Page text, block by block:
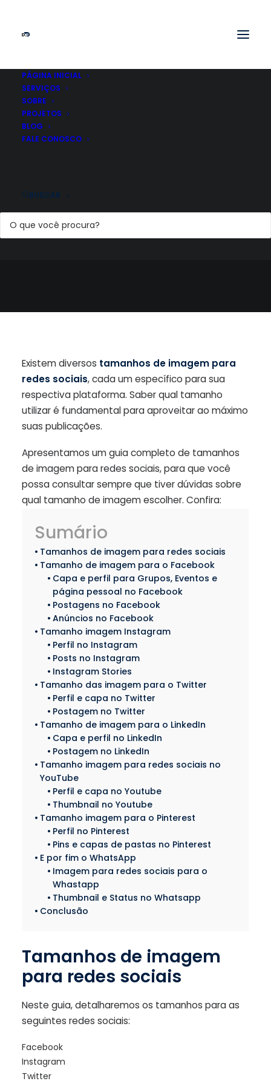
PÁGINA INICIAL
SERVIÇOS
SOBRE
PROJETOS
BLOG
FALE CONOSCO
BUSCAR
Tamanho correto de
imagem para redes
sociais [2023]
DAVID WILLIAM DA COSTA
[lmt-post-modified-info]
Existem diversos tamanhos de imagem para
redes sociais, cada um específico para sua
respectiva plataforma. Saber qual tamanho
utilizar é fundamental para aproveitar ao máximo
suas publicações.
Apresentamos um guia completo de tamanhos
de imagem para redes sociais, para que você
possa consultar sempre que tiver dúvidas sobre
qual tamanho de imagem escolher. Confira:
Sumário
Tamanhos de imagem para redes sociais
Tamanho de imagem para o Facebook
Capa e perfil para Grupos, Eventos e
página pessoal no Facebook
Postagens no Facebook
Anúncios no Facebook
Tamanho imagem Instagram
Perfil no Instagram
Posts no Instagram
Instagram Stories
Tamanho das imagem para o Twitter
Perfil e capa no Twitter
Postagem no Twitter
Tamanho de imagem para o LinkedIn
Capa e perfil no LinkedIn
Postagem no LinkedIn
Tamanho imagem para redes sociais no
YouTube
Perfil e capa no Youtube
Thumbnail no Youtube
Tamanho imagem para o Pinterest
Perfil no Pinterest
Pins e capas de pastas no Pinterest
E por fim o WhatsApp
Imagem para redes sociais para o
Whastapp
Thumbnail e Status no Whatsapp
Conclusão
Tamanhos de imagem
para redes sociais
Neste guia, detalharemos os tamanhos para as
seguintes redes sociais:
Facebook
Instagram
Twitter